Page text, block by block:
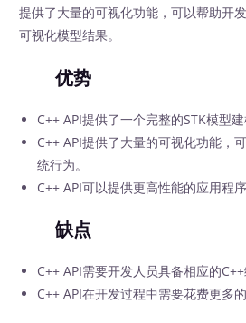
提供了大量的可视化功能，可以帮助开
可视化模型结果。
优势
C++ API提供了一个完整的STK模型建
C++ API提供了大量的可视化功能，
统行为。
C++ API可以提供更高性能的应用程序
缺点
C++ API需要开发人员具备相应的C++
C++ API在开发过程中需要花费更多的